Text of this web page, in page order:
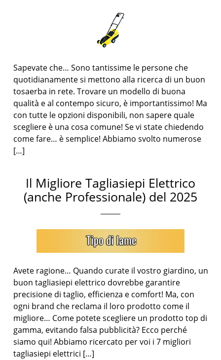
Sapevate che… Sono tantissime le persone che
quotidianamente si mettono alla ricerca di un buon
tosaerba in rete. Trovare un modello di buona
qualità e al contempo sicuro, è importantissimo! Ma
con tutte le opzioni disponibili, non sapere quale
scegliere è una cosa comune! Se vi state chiedendo
come fare… è semplice! Abbiamo svolto numerose
[…]
Il Migliore Tagliasiepi Elettrico
(anche Professionale) del 2025
Avete ragione… Quando curate il vostro giardino, un
buon tagliasiepi elettrico dovrebbe garantire
precisione di taglio, efficienza e comfort! Ma, con
ogni brand che reclama il loro prodotto come il
migliore… Come potete scegliere un prodotto top di
gamma, evitando falsa pubblicità? Ecco perché
siamo qui! Abbiamo ricercato per voi i 7 migliori
tagliasiepi elettrici […]